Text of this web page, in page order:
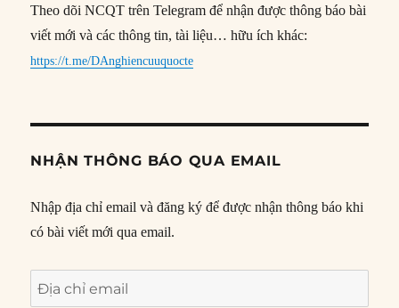
Theo dõi NCQT trên Telegram để nhận được thông báo bài
viết mới và các thông tin, tài liệu… hữu ích khác:
https://t.me/DAnghiencuuquocte
NHẬN THÔNG BÁO QUA EMAIL
Nhập địa chỉ email và đăng ký để được nhận thông báo khi
có bài viết mới qua email.
Địa